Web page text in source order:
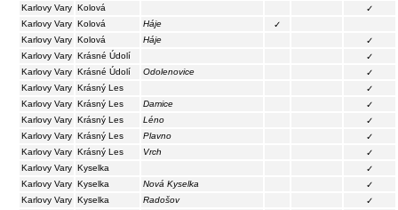
Karlovy Vary Kolová
✓
Karlovy Vary Kolová Háje
✓
Karlovy Vary Kolová Háje
✓
Karlovy Vary Krásné Údolí
✓
Karlovy Vary Krásné Údolí Odolenovice
✓
Karlovy Vary Krásný Les
✓
Karlovy Vary Krásný Les Damice
✓
Karlovy Vary Krásný Les Léno
✓
Karlovy Vary Krásný Les Plavno
✓
Karlovy Vary Krásný Les Vrch
✓
Karlovy Vary Kyselka
✓
Karlovy Vary Kyselka Nová Kyselka
✓
Karlovy Vary Kyselka Radošov
✓